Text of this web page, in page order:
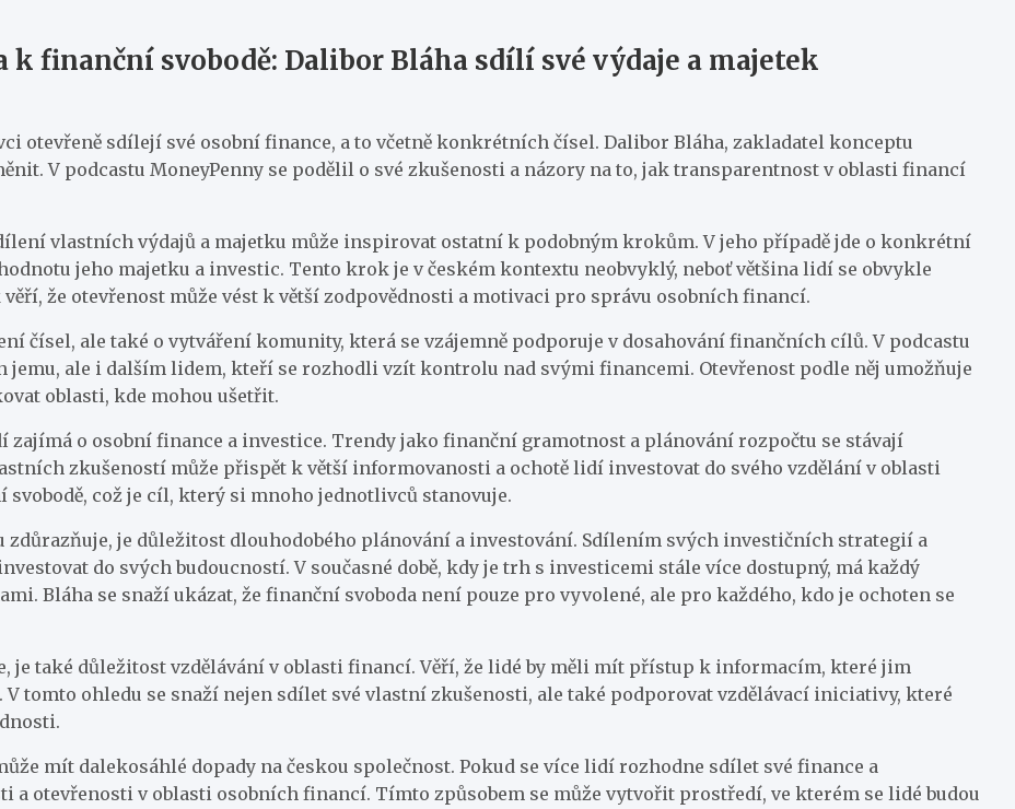
finanční svobodě: Dalibor Bláha sdílí své výdaje a majetek
otevřeně sdílejí své osobní finance, a to včetně konkrétních čísel. Dalibor Bláha, zakladatel konceptu
V podcastu MoneyPenny se podělil o své zkušenosti a názory na to, jak transparentnost v oblasti financí
vlastních výdajů a majetku může inspirovat ostatní k podobným krokům. V jeho případě jde o konkrétní
jeho majetku a investic. Tento krok je v českém kontextu neobvyklý, neboť většina lidí se obvykle
že otevřenost může vést k větší zodpovědnosti a motivaci pro správu osobních financí.
čísel, ale také o vytváření komunity, která se vzájemně podporuje v dosahování finančních cílů. V podcastu
jemu, ale i dalším lidem, kteří se rozhodli vzít kontrolu nad svými financemi. Otevřenost podle něj umožňuje
oblasti, kde mohou ušetřit.
zajímá o osobní finance a investice. Trendy jako finanční gramotnost a plánování rozpočtu se stávají
zkušeností může přispět k větší informovanosti a ochotě lidí investovat do svého vzdělání v oblasti
což je cíl, který si mnoho jednotlivců stanovuje.
zdůrazňuje, je důležitost dlouhodobého plánování a investování. Sdílením svých investičních strategií a
do svých budoucností. V současné době, kdy je trh s investicemi stále více dostupný, má každý
Bláha se snaží ukázat, že finanční svoboda není pouze pro vyvolené, ale pro každého, kdo je ochoten se
je také důležitost vzdělávání v oblasti financí. Věří, že lidé by měli mít přístup k informacím, které jim
tomto ohledu se snaží nejen sdílet své vlastní zkušenosti, ale také podporovat vzdělávací iniciativy, které
mít dalekosáhlé dopady na českou společnost. Pokud se více lidí rozhodne sdílet své finance a
a otevřenosti v oblasti osobních financí. Tímto způsobem se může vytvořit prostředí, ve kterém se lidé budou